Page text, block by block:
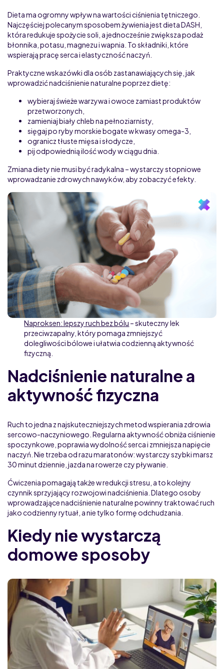
Dieta ma ogromny wpływ na wartości ciśnienia tętniczego.
Najczęściej polecanym sposobem żywienia jest dieta DASH,
która redukuje spożycie soli, a jednocześnie zwiększa podaż
błonnika, potasu, magnezu i wapnia. To składniki, które
wspierają pracę serca i elastyczność naczyń.
Praktyczne wskazówki dla osób zastanawiających się, jak
wprowadzić nadciśnienie naturalne poprzez dietę:
wybieraj świeże warzywa i owoce zamiast produktów
przetworzonych,
zamieniaj biały chleb na pełnoziarnisty,
sięgaj po ryby morskie bogate w kwasy omega-3,
ogranicz tłuste mięsa i słodycze,
pij odpowiednią ilość wody w ciągu dnia.
Zmiana diety nie musi być radykalna – wystarczy stopniowe
wprowadzanie zdrowych nawyków, aby zobaczyć efekty.
Naproksen: lepszy ruch bez bólu – skuteczny lek
przeciwzapalny, który pomaga zmniejszyć
dolegliwości bólowe i ułatwia codzienną aktywność
fizyczną.
Nadciśnienie naturalne a
aktywność fizyczna
Ruch to jedna z najskuteczniejszych metod wspierania zdrowia
sercowo-naczyniowego. Regularna aktywność obniża ciśnienie
spoczynkowe, poprawia wydolność serca i zmniejsza napięcie
naczyń. Nie trzeba od razu maratonów: wystarczy szybki marsz
30 minut dziennie, jazda na rowerze czy pływanie.
Ćwiczenia pomagają także w redukcji stresu, a to kolejny
czynnik sprzyjający rozwojowi nadciśnienia. Dlatego osoby
wprowadzające nadciśnienie naturalne powinny traktować ruch
jako codzienny rytuał, a nie tylko formę odchudzania.
Kiedy nie wystarczą
domowe sposoby